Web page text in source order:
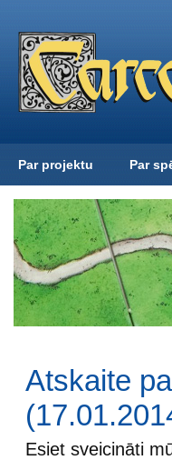
Par projektu Par
Atskaite
Esiet sveicināti